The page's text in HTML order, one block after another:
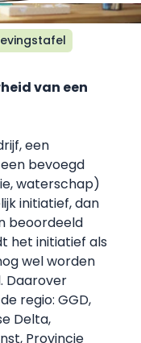
van een
een
bevoegd
waterschap)
initiatief, dan
beoordeeld
het initiatief als
wel worden
Daarover
regio: GGD,
Delta,
Provincie